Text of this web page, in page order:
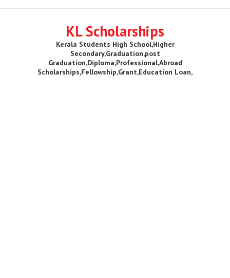
KL Scholarships
Kerala Students High School,Higher
Secondary,Graduation,post
Graduation,Diploma,Professional,Abroad
Scholarships,Fellowship,Grant,Education Loan,